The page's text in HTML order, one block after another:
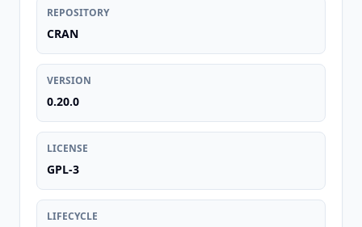
REPOSITORY
CRAN
VERSION
0.20.0
LICENSE
GPL-3
LIFECYCLE